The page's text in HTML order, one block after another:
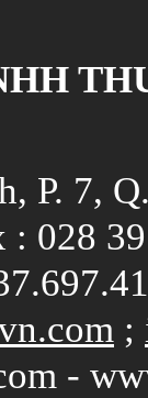
P. 7,
: 028
;
-